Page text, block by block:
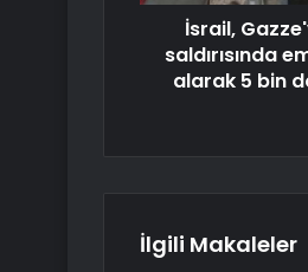
İsrail,
saldırısında
alarak 5 bin
İlgili Makaleler